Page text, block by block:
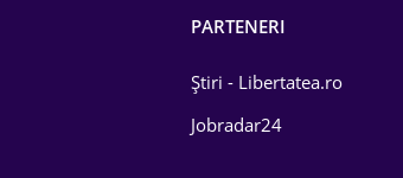
PARTENERI
Știri - Libertatea.ro
Jobradar24